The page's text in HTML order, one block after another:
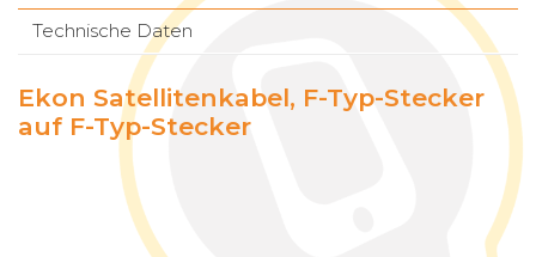
Technische Daten
Ekon Satellitenkabel, F-Typ-Stecker
auf F-Typ-Stecker